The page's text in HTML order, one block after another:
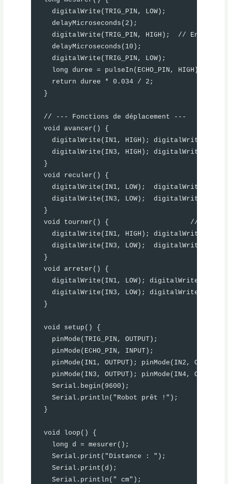
  digitalWrite(TRIG_PIN, LOW);
  delayMicroseconds(2);
digitalWrite(TRIG_PIN, HIGH);  // Envoi
  delayMicroseconds(10);
  digitalWrite(TRIG_PIN, LOW);
long duree = pulseIn(ECHO_PIN, HIGH);   //
return duree * 0.034 / 2;              //
}
// --- Fonctions de déplacement ---
void avancer() {
digitalWrite(IN1, HIGH); digitalWrite(IN2,
digitalWrite(IN3, HIGH); digitalWrite(IN4,
}
void reculer() {
digitalWrite(IN1, LOW);  digitalWrite(IN2,
digitalWrite(IN3, LOW);  digitalWrite(IN4,
}
void tourner() {                    // Tourne
digitalWrite(IN1, HIGH); digitalWrite(IN2,
digitalWrite(IN3, LOW);  digitalWrite(IN4,
}
void arreter() {
digitalWrite(IN1, LOW); digitalWrite(IN2,
digitalWrite(IN3, LOW); digitalWrite(IN4,
}
void setup() {
  pinMode(TRIG_PIN, OUTPUT);
  pinMode(ECHO_PIN, INPUT);
  pinMode(IN1, OUTPUT); pinMode(IN2, OUTPUT);
  pinMode(IN3, OUTPUT); pinMode(IN4, OUTPUT);
  Serial.begin(9600);
  Serial.println("Robot prêt !");
}
void loop() {
  long d = mesurer();
  Serial.print("Distance : ");
  Serial.print(d);
  Serial.println(" cm");